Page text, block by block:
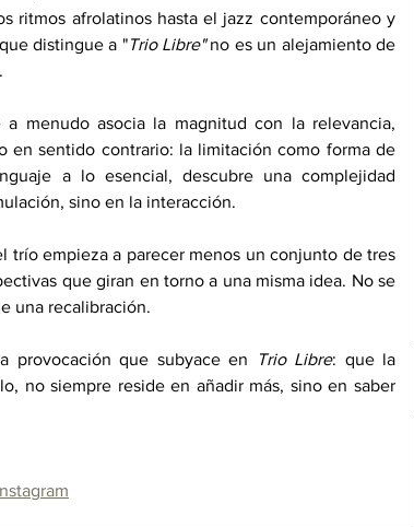
ritmos afrolatinos hasta el jazz contemporáneo y
distingue a "Trio Libre" no es un alejamiento de
menudo asocia la magnitud con la relevancia,
en sentido contrario: la limitación como forma de
a lo esencial, descubre una complejidad
sino en la interacción.
trío empieza a parecer menos un conjunto de tres
que giran en torno a una misma idea. No se
una recalibración.
provocación que subyace en Trio Libre: que la
no siempre reside en añadir más, sino en saber